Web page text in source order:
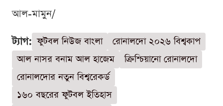
আল-মামুন/
ট্যাগ: ফুটবল নিউজ বাংলা
রোনালদো ২০২৬ বিশ্বকাপ
আল নাসর বনাম আল হাজেম
ক্রিশ্চিয়ানো রোনালদো
রোনালদোর নতুন বিশ্বরেকর্ড
১৬০ বছরের ফুটবল ইতিহাস